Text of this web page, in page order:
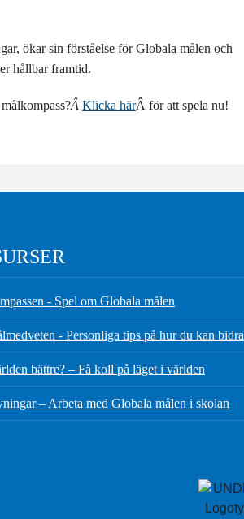
ökar sin förståelse för Globala målen och
hållbar framtid.
Â Klicka härÂ för att spela nu!
- Spel om Globala målen
- Personliga tips på hur du kan bidra
bättre? – Få koll på läget i världen
– Arbeta med Globala målen i skolan